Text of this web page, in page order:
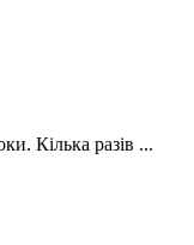
Кілька разів ...